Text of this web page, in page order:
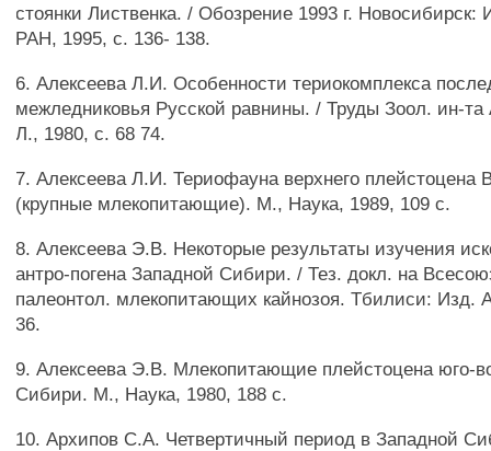
стоянки Лиственка. / Обозрение 1993 г.
РАН, 1995, с. 136- 138.
6. Алексеева Л.И. Особенности териокомплекса
межледниковья Русской равнины. / Труды Зоол. ин-
Л., 1980, с. 68 74.
7. Алексеева Л.И. Териофауна верхнего плейстоцена
(крупные млекопитающие). М., Наука, 1989, 109 с.
8. Алексеева Э.В. Некоторые результаты изучения
антро-погена Западной Сибири. / Тез. докл. на
палеонтол. млекопитающих кайнозоя. Тбилиси: Изд.
36.
9. Алексеева Э.В. Млекопитающие плейстоцена юго-
Сибири. М., Наука, 1980, 188 с.
10. Архипов С.А. Четвертичный период в Западной